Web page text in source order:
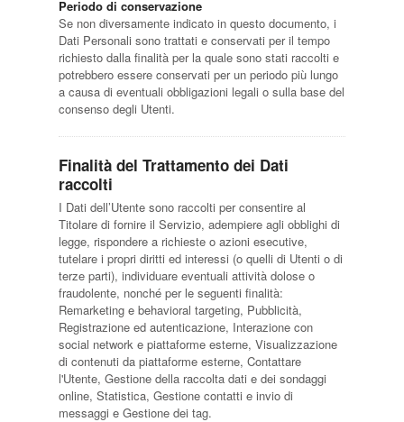
Periodo di conservazione
Se non diversamente indicato in questo documento, i
Dati Personali sono trattati e conservati per il tempo
richiesto dalla finalità per la quale sono stati raccolti e
potrebbero essere conservati per un periodo più lungo
a causa di eventuali obbligazioni legali o sulla base del
consenso degli Utenti.
Finalità del Trattamento dei Dati
raccolti
I Dati dell’Utente sono raccolti per consentire al
Titolare di fornire il Servizio, adempiere agli obblighi di
legge, rispondere a richieste o azioni esecutive,
tutelare i propri diritti ed interessi (o quelli di Utenti o di
terze parti), individuare eventuali attività dolose o
fraudolente, nonché per le seguenti finalità:
Remarketing e behavioral targeting, Pubblicità,
Registrazione ed autenticazione, Interazione con
social network e piattaforme esterne, Visualizzazione
di contenuti da piattaforme esterne, Contattare
l'Utente, Gestione della raccolta dati e dei sondaggi
online, Statistica, Gestione contatti e invio di
messaggi e Gestione dei tag.